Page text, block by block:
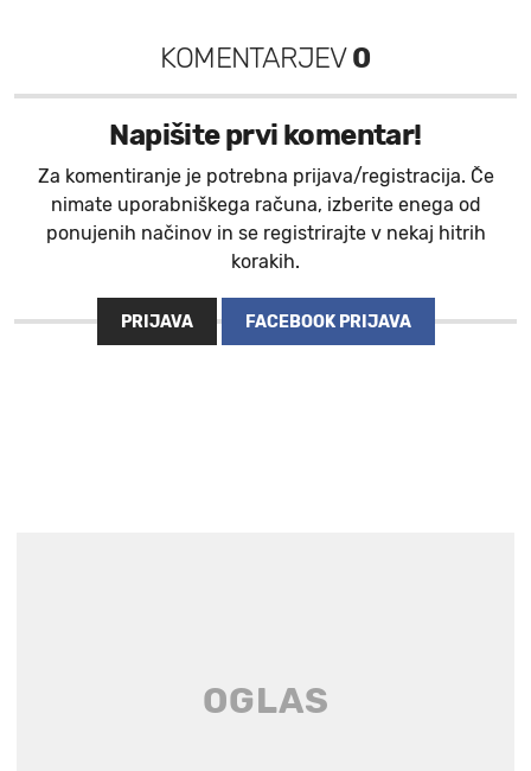
KOMENTARJEV0
Napišite prvi komentar!
Za komentiranje je potrebna prijava/registracija. Če
nimate uporabniškega računa, izberite enega od
ponujenih načinov in se registrirajte v nekaj hitrih
korakih.
PRIJAVA FACEBOOK PRIJAVA